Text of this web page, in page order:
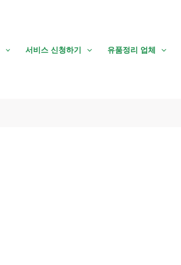
서비스 신청하기 유품정리 업체